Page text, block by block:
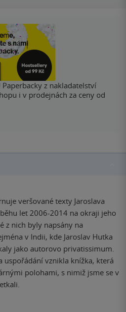
z nakladatelství
i v prodejnách za ceny od
veršované texty Jaroslava
let 2006-2014 na okraji jeho
z nich byly napsány na
v Indii, kde Jaroslav Hutka
jako autorovo privatissimum.
uspořádání vznikla knížka, která
polohami, s nimiž jsme se v